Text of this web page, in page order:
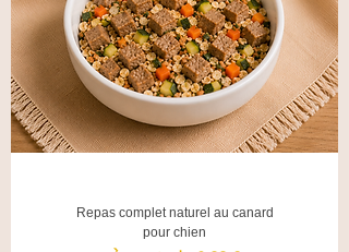
Repas complet naturel au canard
pour chien